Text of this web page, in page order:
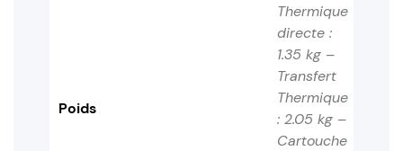
Poids
Thermique
directe :
1.35 kg –
Transfert
Thermique
: 2.05 kg –
Cartouche